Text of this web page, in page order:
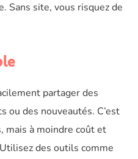
Sans site, vous risquez de
partager des
ou des nouveautés. C’est
mais à moindre coût et
des outils comme